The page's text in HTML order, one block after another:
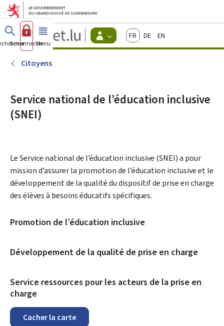
Aller au menu principal
Aller au contenu
Guichet.lu
Changer
d'espace
FrançaisDeutschEnglish
Se connecterMenu principal
Citoyens
Service national de l’éducation inclusive
(SNEI)
Le Service national de l’éducation inclusive (SNEI) a pour
mission d’assurer la promotion de l’éducation inclusive et le
développement de la qualité du dispositif de prise en charge
des élèves à besoins éducatifs spécifiques.
Promotion de l’éducation inclusive
Développement de la qualité de prise en charge
Service ressources pour les acteurs de la prise en
charge
Cacher la carte